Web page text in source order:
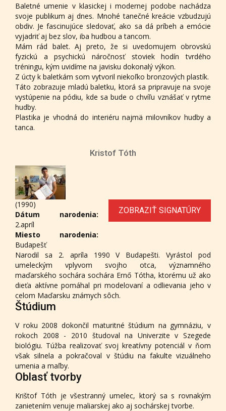
Baletné umenie v klasickej i modernej podobe nachádza
svoje publikum aj dnes. Mnohé tanečné kreácie vzbudzujú
obdiv. Je fascinujúce sledovať, ako sa dá príbeh a emócie
vyjadriť aj bez slov, iba hudbou a tancom.
Mám rád balet. Aj preto, že si uvedomujem obrovskú
fyzickú a psychickú náročnosť stoviek hodín tvrdého
tréningu, kým uvidíme na javisku dokonalý výkon.
Z úcty k baletkám som vytvoril niekoľko bronzových plastík.
Táto zobrazuje mladú baletku, ktorá sa pripravuje na svoje
vystúpenie na pódiu, kde sa bude o chvíľu vznášať v rytme
hudby.
Plastika je vhodná do interiéru najmä milovníkov hudby a
tanca.
Kristof Tóth
ZOBRAZIŤ SIGNATÚRY
(1990)
Dátum narodenia:
2.apríl
Miesto narodenia:
Budapešť
Narodil sa 2. apríla 1990 V Budapešti. Vyrástol pod
umeleckým vplyvom svojho otca, významného
maďarského sochára sochára Ernő Tótha, ktorému už ako
dieťa aktívne pomáhal pri modelovaní a odlievania jeho v
celom Maďarsku známych sôch.
Štúdium
V roku 2008 dokončil maturitné štúdium na gymnáziu, v
rokoch 2008 - 2010 študoval na Univerzite v Szegede
biológiu. Túžba realizovať svoj kreatívny potenciál v ňom
však silnela a pokračoval v štúdiu na fakulte vizuálneho
umenia a maľby.
Oblasť tvorby
Krištof Tóth je všestranný umelec, ktorý sa s rovnakým
zanietením venuje maliarskej ako aj sochárskej tvorbe.